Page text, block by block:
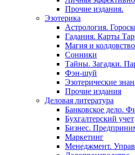
Прочие издания.
Эзотерика
Астрология.
Гадания. Карты
Магия и колдовство
Сонники
Тайны. Загадки.
Фэн-шуй
Эзотерические
Прочие издания
Деловая литература
Банковское дело.
Бухгалтерский учет
Бизнес.
Маркетинг
Менеджмент.